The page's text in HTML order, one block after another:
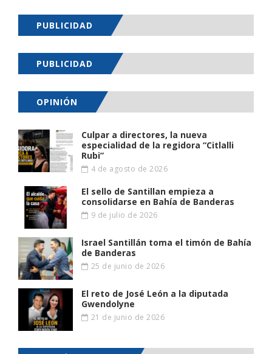
PUBLICIDAD
PUBLICIDAD
OPINIÓN
Culpar a directores, la nueva
especialidad de la regidora “Citlalli
Rubi”
4 de agosto de 2026
El sello de Santillan empieza a
consolidarse en Bahía de Banderas
9 de julio de 2026
Israel Santillán toma el timón de Bahía
de Banderas
25 de junio de 2026
El reto de José León a la diputada
Gwendolyne
21 de junio de 2026